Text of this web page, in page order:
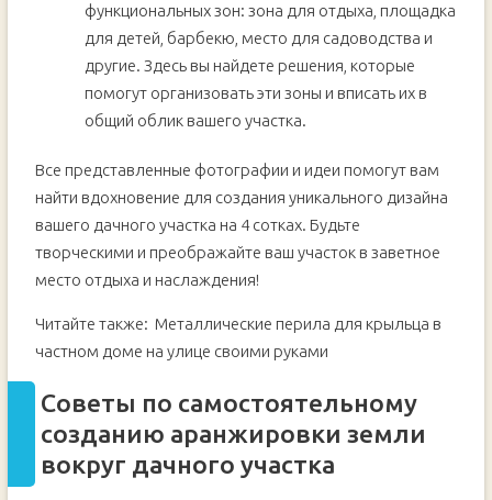
функциональных зон: зона для отдыха, площадка
для детей, барбекю, место для садоводства и
другие. Здесь вы найдете решения, которые
помогут организовать эти зоны и вписать их в
общий облик вашего участка.
Все представленные фотографии и идеи помогут вам
найти вдохновение для создания уникального дизайна
вашего дачного участка на 4 сотках. Будьте
творческими и преображайте ваш участок в заветное
место отдыха и наслаждения!
Читайте также: Металлические перила для крыльца в
частном доме на улице своими руками
Советы по самостоятельному
созданию аранжировки земли
вокруг дачного участка